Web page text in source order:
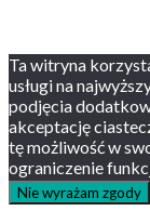
Ta witryna
usługi na
podjęcia
akceptację
tę możliwość w
ograniczenie
Nie wyrażam zgody